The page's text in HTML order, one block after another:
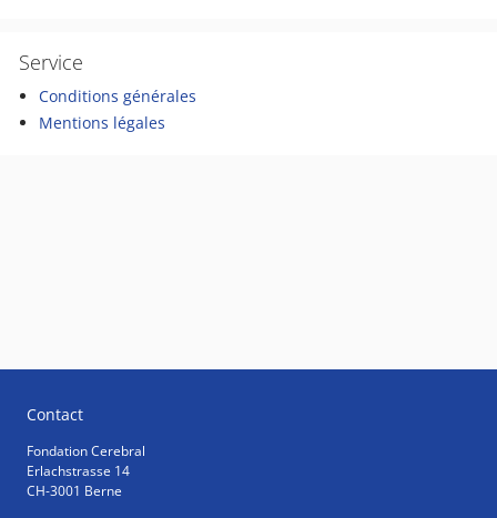
Service
Conditions générales
Mentions légales
Contact
Fondation Cerebral
Erlachstrasse 14
CH-3001 Berne